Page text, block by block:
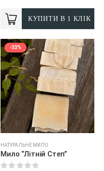
КУПИТИ В 1 КЛІК
-33%
НАТУРАЛЬНЕ МИЛО
Мило “Літній Степ”